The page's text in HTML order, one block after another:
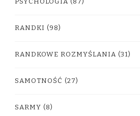
RANDKI (98)
RANDKOWE ROZMYŚLANIA (31)
SAMOTNOŚĆ (27)
SARMY (8)